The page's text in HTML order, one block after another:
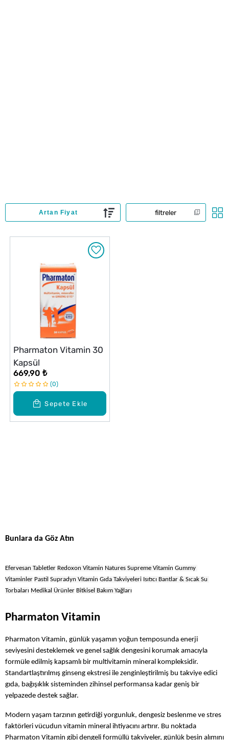
filtreler
Sepete Ekle
Pharmaton Vitamin 30
Kapsül
669,90 ₺
0
Bunlara da Göz Atın
Efervesan Tabletler Redoxon Vitamin Natures Supreme Vitamin Gummy
Vitaminler Pastil Supradyn Vitamin Gıda Takviyeleri Isıtıcı Bantlar & Sıcak Su
Torbaları Medikal Ürünler Bitkisel Bakım Yağları
Pharmaton Vitamin
Pharmaton Vitamin, günlük yaşamın yoğun temposunda enerji
seviyesini desteklemek ve genel sağlık dengesini korumak amacıyla
formüle edilmiş kapsamlı bir multivitamin mineral kompleksidir.
Standartlaştırılmış ginseng ekstresi ile zenginleştirilmiş bu takviye edici
gıda, bağışıklık sisteminden zihinsel performansa kadar geniş bir
yelpazede destek sağlar.
Modern yaşam tarzının getirdiği yorgunluk, dengesiz beslenme ve stres
faktörleri vücudun vitamin mineral ihtiyacını artırır. Bu noktada
Pharmaton Vitamin gibi dengeli formüllü takviyeler, günlük besin alımını